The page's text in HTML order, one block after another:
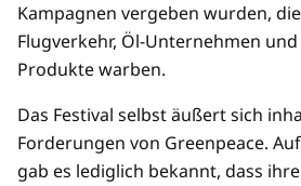
Kampagnen vergeben wurden,
Flugverkehr, Öl-Unternehmen
Produkte warben.
Das Festival selbst äußert sich
Forderungen von Greenpeace.
gab es lediglich bekannt, dass